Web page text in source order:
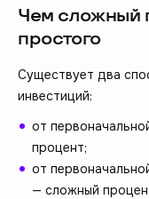
Чем сложный
простого
Существует два
инвестиций:
от
процент;
от
— сложный